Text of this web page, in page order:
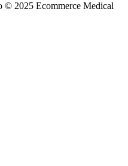
© 2025 Ecommerce Medical